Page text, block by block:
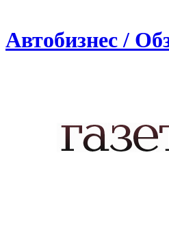
Автобизнес /